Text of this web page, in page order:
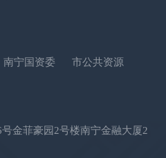
南宁国资委 市公共资源
金菲豪园2号楼南宁金融大厦2